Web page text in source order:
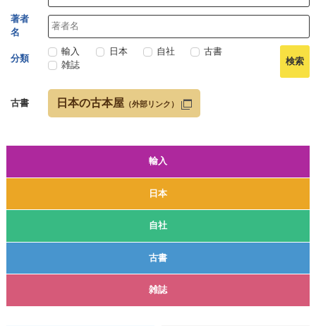
輸入
日本
自社
古書
雑誌
著者
名
分類
輸入 日本 自社
古書
雑誌
古書 日本の古本屋 （外部リンク）